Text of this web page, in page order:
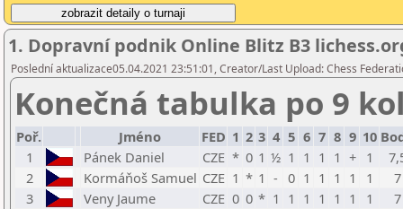
1. Dopravní podnik Online Blitz B3
Poslední aktualizace05.04.2021 23:51:01, Creator/Last Upload: Chess
Konečná tabulka po 9
Poř. Jméno FED 1 2 3 4 5 6 7 8 9 10
1
Pánek Daniel CZE * 0 1 ½ 1 1 1 1 + 1
2
Kormáňoš Samuel CZE 1 * 1 - 0 1 1 1 1 1
7
3
Veny Jaume CZE 0 0 * 1 1 1 1 1 1 1
7